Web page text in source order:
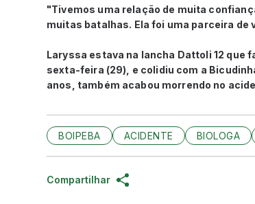
"Tivemos uma relação de muita
muitas batalhas. Ela foi uma parceira de
Laryssa estava na lancha Dattoli 12 que
sexta-feira (29), e colidiu com a
anos, também acabou morrendo no
BOIPEBA ACIDENTE BIOLOGA
Compartilhar